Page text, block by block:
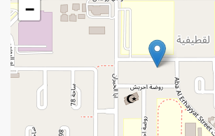
−